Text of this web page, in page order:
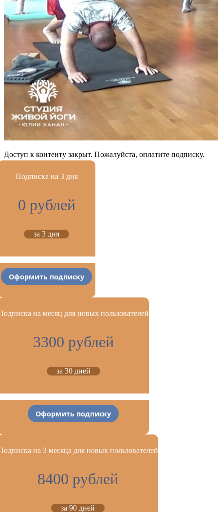
Доступ к контенту закрыт. Пожалуйста, оплатите подписку.
Подписка на 3 дня
0 рублей
за 3 дня
Оформить подписку
на месяц для новых пользователей
3300 рублей
за 30 дней
Оформить подписку
на 3 месяца для новых пользователей
8400 рублей
за 90 дней